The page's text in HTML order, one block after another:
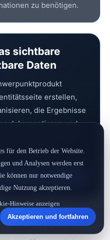
zu benötigen.
sichtbare
Daten
erstellen,
die Ergebnisse
dokumentieren und
einen vollständigen
aktualisieren.
von Wissen und
rechtlichen, zertifizierten,
für den Betrieb der Website.
und Analysen werden erst
können nur notwendige
Nutzung akzeptieren.
Hinweise anzeigen
Akzeptieren und fortfahren